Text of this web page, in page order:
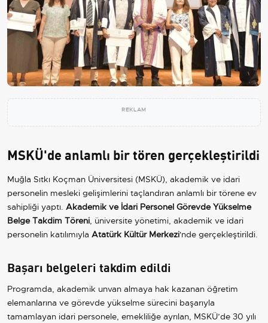
REKLAM
MSKÜ'de anlamlı bir tören gerçekleştirildi
Muğla Sıtkı Koçman Üniversitesi (MSKÜ), akademik ve idari
personelin mesleki gelişimlerini taçlandıran anlamlı bir törene ev
sahipliği yaptı. Akademik ve İdari Personel Görevde Yükselme
Belge Takdim Töreni, üniversite yönetimi, akademik ve idari
personelin katılımıyla Atatürk Kültür Merkezi'nde gerçekleştirildi.
Başarı belgeleri takdim edildi
Programda, akademik unvan almaya hak kazanan öğretim
elemanlarına ve görevde yükselme sürecini başarıyla
tamamlayan idari personele, emekliliğe ayrılan, MSKÜ’de 30 yılı